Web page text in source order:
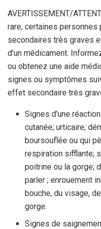
AVERTISSEMENT/
rare, certaines
secondaires très graves
d’un médicament.
ou obtenez une aide
signes ou symptômes
effet secondaire très
Signes d’une
cutanée; urticaire;
boursouflée ou qui
respiration sifflante;
poitrine ou la gorge;
parler ; enrouement
bouche, du visage,
gorge.
Signes de